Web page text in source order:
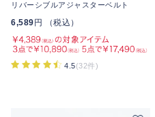
リバーシブルアジャスターベルト
6,589 円 （税込）
4.5(32件)